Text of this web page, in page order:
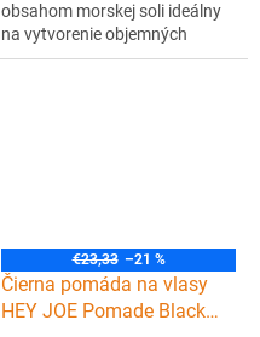
obsahom morskej soli ideálny
na vytvorenie objemných
účesov s textúrou a stredne
€23,33 –21 %
Čierna pomáda na vlasy
HEY JOE Pomade Black